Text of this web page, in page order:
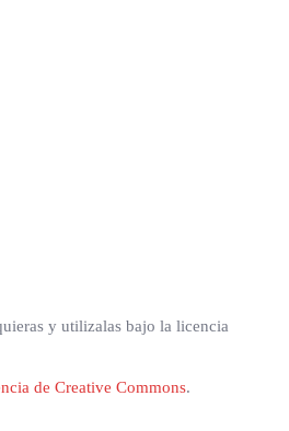
y utilizalas bajo la licencia
de Creative Commons.